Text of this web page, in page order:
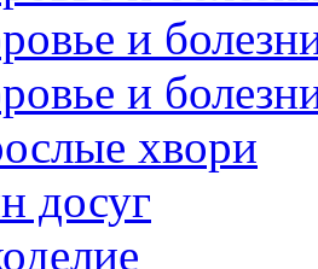
и
и
хвори
досуг